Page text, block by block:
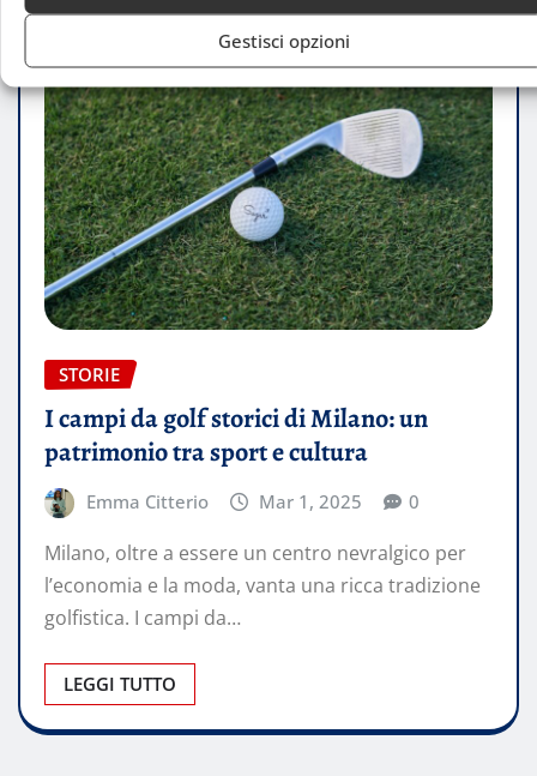
Gestisci opzioni
STORIE
I campi da golf storici di Milano: un
patrimonio tra sport e cultura
Emma Citterio Mar 1, 2025 0
Milano, oltre a essere un centro nevralgico per
l’economia e la moda, vanta una ricca tradizione
golfistica. I campi da…
LEGGI TUTTO